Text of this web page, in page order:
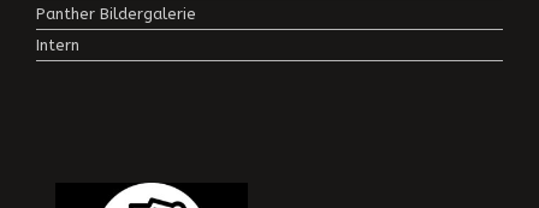
Panther Bildergalerie
Intern